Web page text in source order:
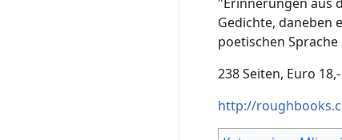
Gedichte, daneben
poetischen Sprache
238 Seiten, Euro 18,-
http://